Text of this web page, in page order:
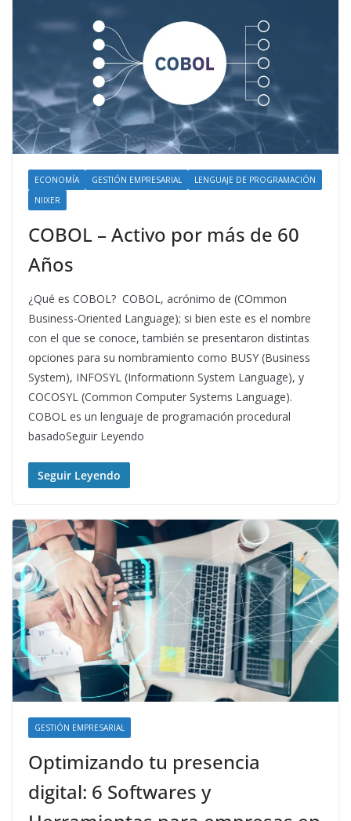
ECONOMÍA GESTIÓN EMPRESARIAL
LENGUAJE DE PROGRAMACIÓN
NIIXER
COBOL – Activo por más de 60
Años
¿Qué es COBOL? COBOL, acrónimo de (COmmon
Business-Oriented Language); si bien este es el nombre
con el que se conoce, también se presentaron distintas
opciones para su nombramiento como BUSY (Business
System), INFOSYL (Informationn System Language), y
COCOSYL (Common Computer Systems Language).
COBOL es un lenguaje de programación procedural
basadoSeguir Leyendo
Seguir Leyendo
GESTIÓN EMPRESARIAL
Optimizando tu presencia
digital: 6 Softwares y